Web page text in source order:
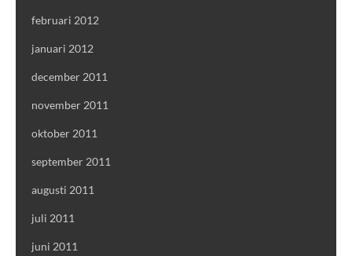
februari 2012
januari 2012
december 2011
november 2011
oktober 2011
september 2011
augusti 2011
juli 2011
juni 2011